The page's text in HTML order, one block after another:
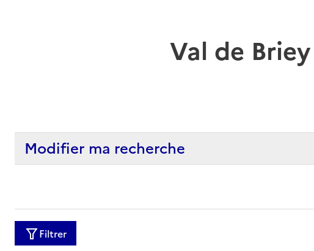
Val de
Modifier ma recherche
Filtrer